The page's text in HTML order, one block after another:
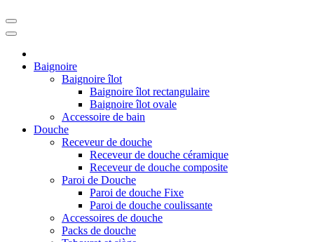
Baignoire
Baignoire îlot
Baignoire îlot rectangulaire
Baignoire îlot ovale
Accessoire de bain
Douche
Receveur de douche
Receveur de douche céramique
Receveur de douche composite
Paroi de Douche
Paroi de douche Fixe
Paroi de douche coulissante
Accessoires de douche
Packs de douche